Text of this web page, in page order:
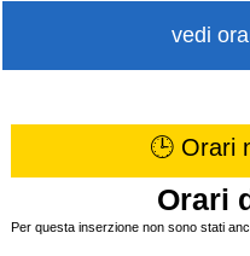
vedi
🕒 Orari
Orari
Per questa inserzione non sono stati